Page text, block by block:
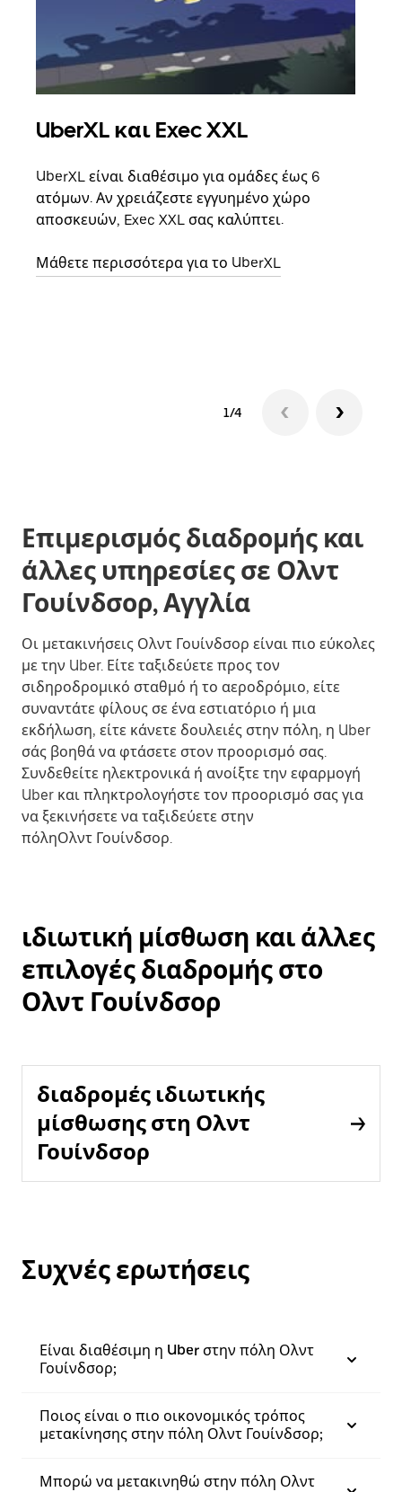
UberXL και Exec XXL
UberXL είναι διαθέσιμο για ομάδες έως 6
ατόμων. Αν χρειάζεστε εγγυημένο χώρο
αποσκευών, Exec XXL σας καλύπτει.
Μάθετε περισσότερα για το UberXL
1/4
Επιμερισμός διαδρομής και
άλλες υπηρεσίες σε Ολντ
Γουίνδσορ, Αγγλία
Οι μετακινήσεις Ολντ Γουίνδσορ είναι πιο εύκολες
με την Uber. Είτε ταξιδεύετε προς τον
σιδηροδρομικό σταθμό ή το αεροδρόμιο, είτε
συναντάτε φίλους σε ένα εστιατόριο ή μια
εκδήλωση, είτε κάνετε δουλειές στην πόλη, η Uber
σάς βοηθά να φτάσετε στον προορισμό σας.
Συνδεθείτε ηλεκτρονικά ή ανοίξτε την εφαρμογή
Uber και πληκτρολογήστε τον προορισμό σας για
να ξεκινήσετε να ταξιδεύετε στην
πόληΟλντ Γουίνδσορ.
ιδιωτική μίσθωση και άλλες
επιλογές διαδρομής στο
Ολντ Γουίνδσορ
διαδρομές ιδιωτικής
μίσθωσης στη Ολντ
Γουίνδσορ
Συχνές ερωτήσεις
Είναι διαθέσιμη η Uber στην πόλη Ολντ
Γουίνδσορ;
Ποιος είναι ο πιο οικονομικός τρόπος
μετακίνησης στην πόλη Ολντ Γουίνδσορ;
Μπορώ να μετακινηθώ στην πόλη Ολντ